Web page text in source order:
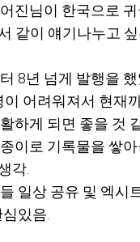
진님이 한국으로
같이 얘기나누고
8년 넘게 발행을
이 어려워져서 현재
하게 되면 좋을 것
이로 기록물을 쌓
각.
일상 공유 및 엑시
있음.